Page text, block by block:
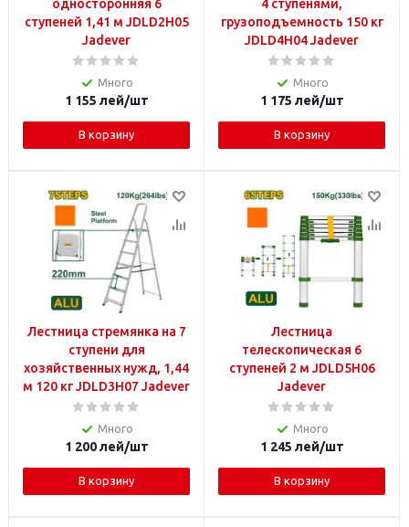
односторонняя 6
ступеней 1,41 м JDLD2H05
Jadever
Много
1 155 лей/шт
В корзину
4 ступенями,
грузоподъемность 150 кг
JDLD4H04 Jadever
Много
1 175 лей/шт
В корзину
Лестница стремянка на 7
ступени для
хозяйственных нужд, 1,44
м 120 кг JDLD3H07 Jadever
Много
1 200лей/шт
В корзину
Лестница
телескопическая 6
ступеней 2 м JDLD5H06
Jadever
Много
1 245 лей/шт
В корзину